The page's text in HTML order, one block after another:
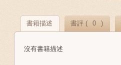
書籍描述 書評 ( 0 )
沒有書籍描述